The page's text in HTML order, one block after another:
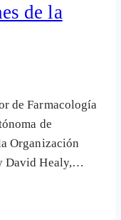
de la
de Farmacología
de
Organización
David Healy,…